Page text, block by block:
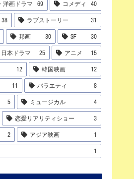
洋画ドラマ 69 コメディ 40
38 ラブストーリー 31
邦画 30 SF 30
日本ドラマ 25 アニメ 15
12 韓国映画 12
11 バラエティ 8
5 ミュージカル 4
恋愛リアリティショー 3
2 アジア映画 1
1